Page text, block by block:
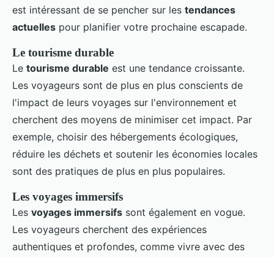
est intéressant de se pencher sur les tendances
actuelles pour planifier votre prochaine escapade.
Le tourisme durable
Le tourisme durable est une tendance croissante.
Les voyageurs sont de plus en plus conscients de
l'impact de leurs voyages sur l'environnement et
cherchent des moyens de minimiser cet impact. Par
exemple, choisir des hébergements écologiques,
réduire les déchets et soutenir les économies locales
sont des pratiques de plus en plus populaires.
Les voyages immersifs
Les voyages immersifs sont également en vogue.
Les voyageurs cherchent des expériences
authentiques et profondes, comme vivre avec des